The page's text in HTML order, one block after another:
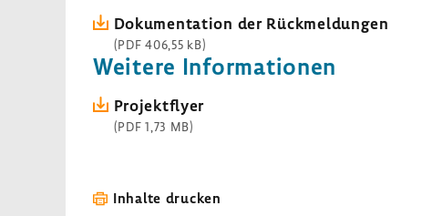
Doku­men­ta­tion der Rück­mel­dungen
(PDF 406,55 kB)
Weitere Infor­ma­tionen
Projekt­flyer
(PDF 1,73 MB)
Inhalte drucken